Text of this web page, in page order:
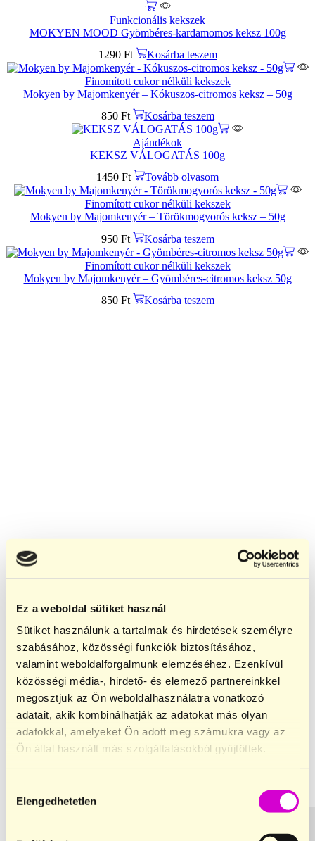
Ez a weboldal sütiket használ
Sütiket használunk a tartalmak és hirdetések személyre
szabásához, közösségi funkciók biztosításához,
valamint weboldalforgalmunk elemzéséhez. Ezenkívül
közösségi média-, hirdető- és elemező partnereinkkel
megosztjuk az Ön weboldalhasználatra vonatkozó
adatait, akik kombinálhatják az adatokat más olyan
adatokkal, amelyeket Ön adott meg számukra vagy az
Ön által használt más szolgáltatásokból gyűjtöttek.
kiválasztása
Elengedhetetlen
Funkcionális kekszek
MOKYEN MOOD Gyömbéres-kardamomos keksz 100g
1290 Ft Kosárba teszem
Finomított cukor nélküli kekszek
Mokyen by Majomkenyér – Kókuszos-citromos keksz – 50g
850 Ft Kosárba teszem
Ajándékok
KEKSZ VÁLOGATÁS 100g
1450 Ft Tovább olvasom
Finomított cukor nélküli kekszek
Mokyen by Majomkenyér – Törökmogyorós keksz – 50g
950 Ft Kosárba teszem
Finomított cukor nélküli kekszek
Mokyen by Majomkenyér – Gyömbéres-citromos keksz 50g
850 Ft Kosárba teszem
Legyél Majomkenyér klubtag
Tudatos nassolás, felesleges levelek nélkül.
Klubtagkéntexkluzív 5% jóváírástkapsz a vásárlásaidból
és elsőként értesülsz az újdonságokról, limitált ízekről és
különleges ajánlatokról.
Név
Csatlakozom